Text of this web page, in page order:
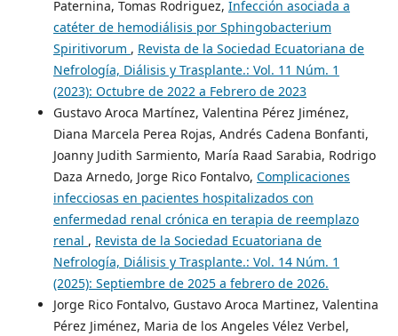
Paternina, Tomas Rodriguez, Infección asociada a
catéter de hemodiálisis por Sphingobacterium
Spiritivorum , Revista de la Sociedad Ecuatoriana de
Nefrología, Diálisis y Trasplante.: Vol. 11 Núm. 1
(2023): Octubre de 2022 a Febrero de 2023
Gustavo Aroca Martínez, Valentina Pérez Jiménez,
Diana Marcela Perea Rojas, Andrés Cadena Bonfanti,
Joanny Judith Sarmiento, María Raad Sarabia, Rodrigo
Daza Arnedo, Jorge Rico Fontalvo, Complicaciones
infecciosas en pacientes hospitalizados con
enfermedad renal crónica en terapia de reemplazo
renal , Revista de la Sociedad Ecuatoriana de
Nefrología, Diálisis y Trasplante.: Vol. 14 Núm. 1
(2025): Septiembre de 2025 a febrero de 2026.
Jorge Rico Fontalvo, Gustavo Aroca Martinez, Valentina
Pérez Jiménez, Maria de los Angeles Vélez Verbel,